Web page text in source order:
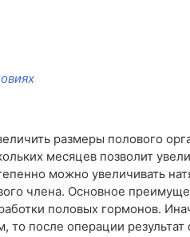
размеры полового
месяцев позволит
можно увеличивать
члена. Основное
половых гормонов.
после операции